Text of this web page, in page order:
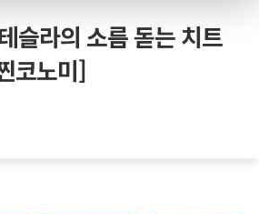
슬라의 소름 돋는 치트
코노미]